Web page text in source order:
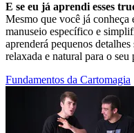
E se eu já aprendi esses
Mesmo que você já conheça
manuseio específico e
aprenderá pequenos
relaxada e natural para o seu
Fundamentos da Cartomagia